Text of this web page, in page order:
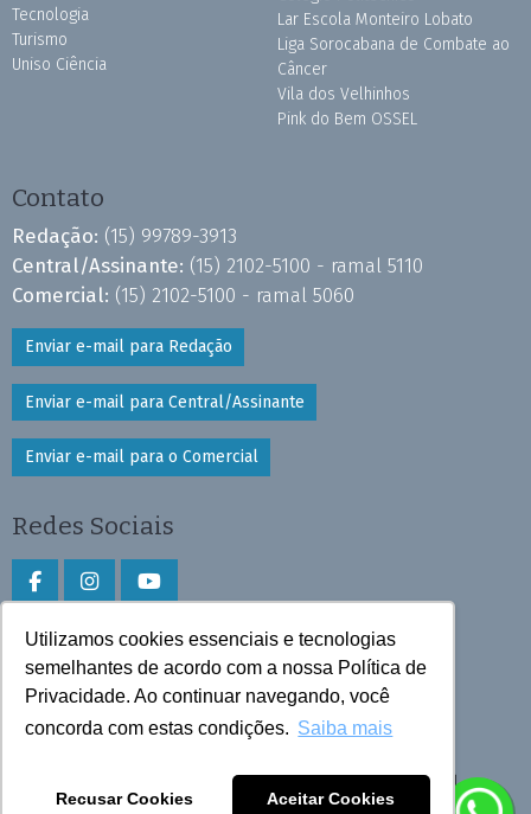
Utilizamos cookies essenciais e tecnologias
semelhantes de acordo com a nossa Política de
Privacidade. Ao continuar navegando, você
concorda com estas condições. Saiba mais
Recusar Cookies Aceitar Cookies
Tecnologia
Turismo
Uniso Ciência
Lar Escola Monteiro Lobato
Liga Sorocabana de Combate ao
Câncer
Vila dos Velhinhos
Pink do Bem OSSEL
Contato
Redação: (15) 99789-3913
Central/Assinante: (15) 2102-5100 - ramal 5110
Comercial: (15) 2102-5100 - ramal 5060
Enviar e-mail para Redação
Enviar e-mail para Central/Assinante
Enviar e-mail para o Comercial
Redes Sociais
Faça download do aplicativo
Play Store e App Store
Todos os direitos reservados © 2025 Cruzeiro do Sul